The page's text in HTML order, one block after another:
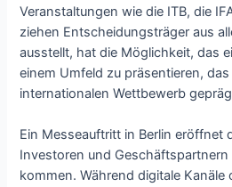
Veranstaltungen wie die ITB, die
ziehen Entscheidungsträger aus
ausstellt, hat die Möglichkeit, das
einem Umfeld zu präsentieren,
internationalen Wettbewerb
Ein Messeauftritt in Berlin eröffnet
Investoren und
kommen. Während digitale